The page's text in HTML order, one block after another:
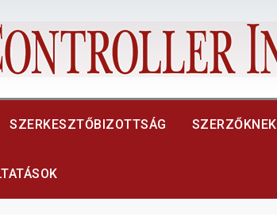
SZERKESZTŐBIZOTTSÁG SZERZŐKNEK